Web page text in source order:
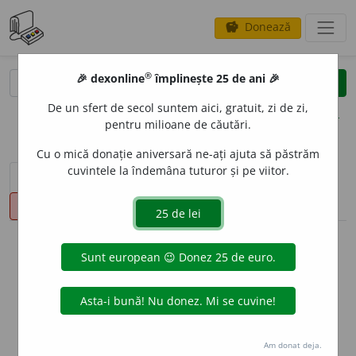
savings Donează
clear
opțiuni
sinteza definițiilor (1) definiții (13)
conjugări
info
Aceste definiții sunt compilate de
echipa dexonline. Definițiile
originale se află pe filadefiniții.
Puteți reordona filele pe pagina de
🎉 dexonline® împlinește 25 de ani 🎉
De un sfert de secol suntem aici, gratuit, zi de zi,
pentru milioane de căutări.
Cu o mică donație aniversară ne-ați ajuta să păstrăm
cuvintele la îndemâna tuturor și pe viitor.
Am donat deja.